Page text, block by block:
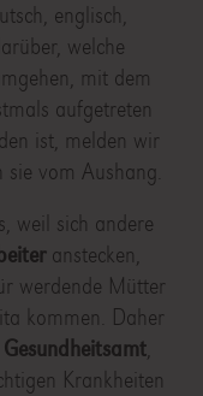
englisch,
welche
mit dem
aufgetreten
ist, melden wir
vom Aushang.
weil sich andere
anstecken,
werdende Mütter
kommen. Daher
,
Krankheiten